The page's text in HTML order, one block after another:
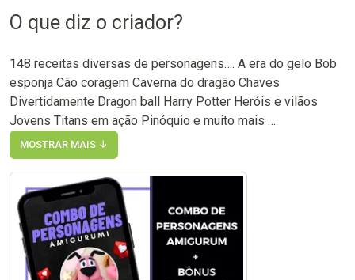
O que diz o criador?
148 receitas diversas de personagens…. A era do gelo Bob
esponja Cão coragem Caverna do dragão Chaves
Divertidamente Dragon ball Harry Potter Heróis e vilãos
Jovens Titans em ação Pinóquio e muito mais ….
MOSTRAR MAIS ↓